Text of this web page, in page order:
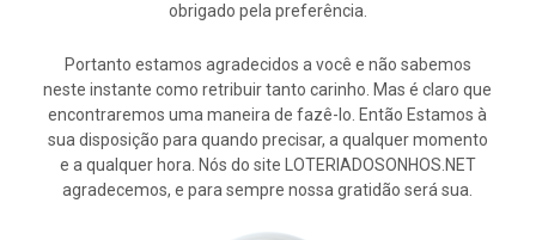
obrigado pela preferência.
Portanto estamos agradecidos a você e não sabemos
neste instante como retribuir tanto carinho. Mas é claro que
encontraremos uma maneira de fazê-lo. Então Estamos à
sua disposição para quando precisar, a qualquer momento
e a qualquer hora. Nós do site LOTERIADOSONHOS.NET
agradecemos, e para sempre nossa gratidão será sua.